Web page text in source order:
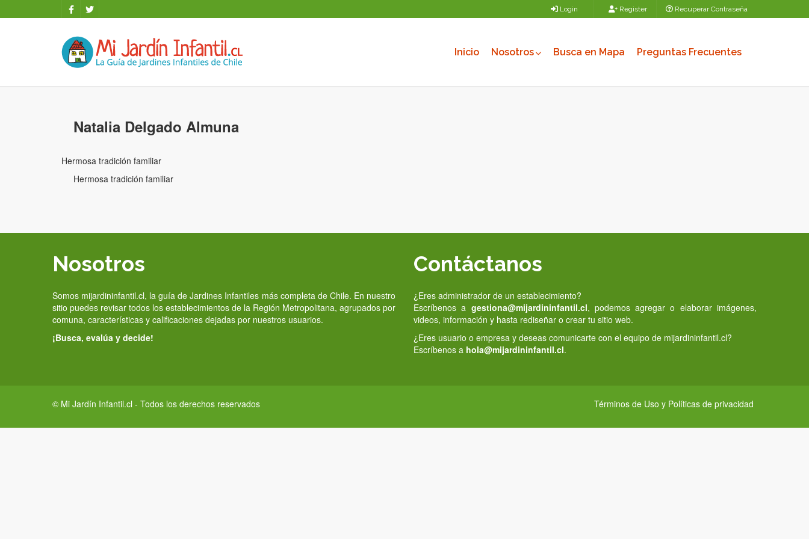
Login Register Recuperar Contraseña
Inicio Nosotros Busca en Mapa Preguntas Frecuentes
Natalia Delgado Almuna
Hermosa tradición familiar
Hermosa tradición familiar
Nosotros
Somos mijardininfantil.cl, la guía de Jardines Infantiles más completa de Chile. En nuestro
sitio puedes revisar todos los establecimientos de la Región Metropolitana, agrupados por
comuna, características y calificaciones dejadas por nuestros usuarios.
¡Busca, evalúa y decide!
Contáctanos
¿Eres administrador de un establecimiento?
Escríbenos a gestiona@mijardininfantil.cl, podemos agregar o elaborar imágenes,
videos, información y hasta rediseñar o crear tu sitio web.
¿Eres usuario o empresa y deseas comunicarte con el equipo de mijardininfantil.cl?
Escríbenos a hola@mijardininfantil.cl.
© Mi Jardín Infantil.cl - Todos los derechos reservados Términos de Uso y Políticas de privacidad